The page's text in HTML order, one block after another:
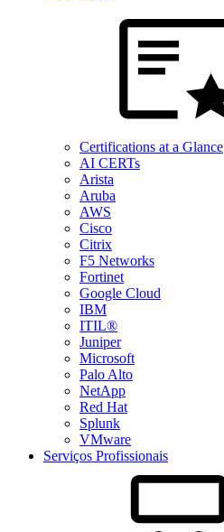
Certifications at a Glance
AI CERTs
Arista
Aruba
AWS
Cisco
Citrix
F5 Networks
Fortinet
Google Cloud
IBM
ITIL®
Juniper
Microsoft
Palo Alto
NetApp
Red Hat
Splunk
VMware
Serviços Profissionais